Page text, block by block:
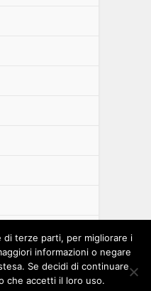
Cooperativa Sociale
terze parti, per migliorare i
informazioni o negare
Se decidi di continuare
che accetti il loro uso.